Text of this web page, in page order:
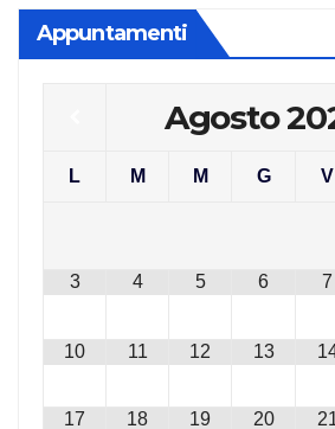
Appuntamenti
Agosto
L M M G V
3 4 5 6 7
10 11 12 13
17 18 19 20